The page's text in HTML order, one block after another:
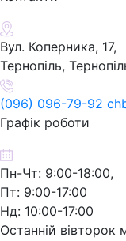
Вул. Коперника, 17,
Тернопіль,
(096) 096-79-92
Графік роботи
Пн-Чт: 9:00-18:00,
Пт: 9:00-17:00
Нд: 10:00-17:00
Останній